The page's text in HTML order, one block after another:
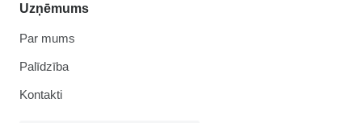
Uzņēmums
Par mums
Palīdzība
Kontakti